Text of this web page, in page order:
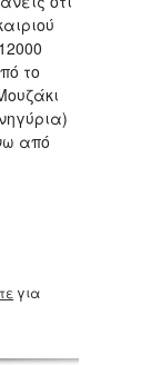
το
από
για